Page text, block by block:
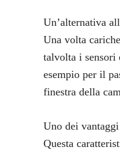
Un’alternativa
Una volta
talvolta i sensori
esempio per il
finestra della
Uno dei
Questa